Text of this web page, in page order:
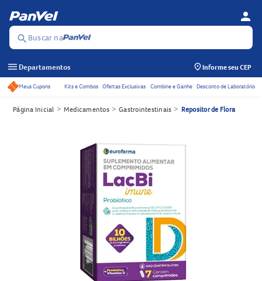
search Buscar na
person
menu Departamentos Informe seu CEP
Acessos rápidos do cabeçalho
Meus Cupons Kits e Combos Ofertas Exclusivas Combine e Ganhe Desconto de Laboratório
Página Inicial > Medicamentos > Gastrointestinais > Repositor de Flora